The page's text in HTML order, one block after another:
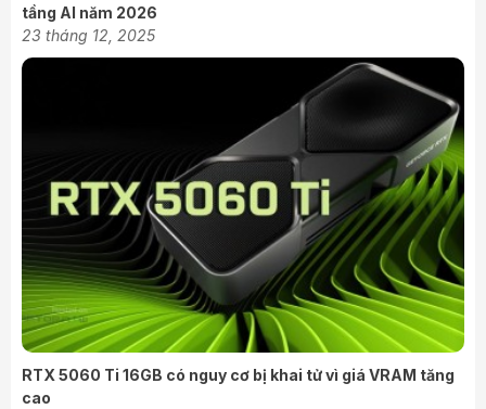
tầng AI năm 2026
23 tháng 12, 2025
RTX 5060 Ti 16GB có nguy cơ bị khai tử vì giá VRAM tăng
cao